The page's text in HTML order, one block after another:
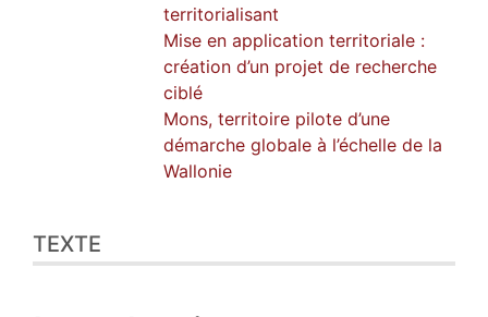
territorialisant
Mise en application territoriale :
création d’un projet de recherche
ciblé
Mons, territoire pilote d’une
démarche globale à l’échelle de la
Wallonie
TEXTE